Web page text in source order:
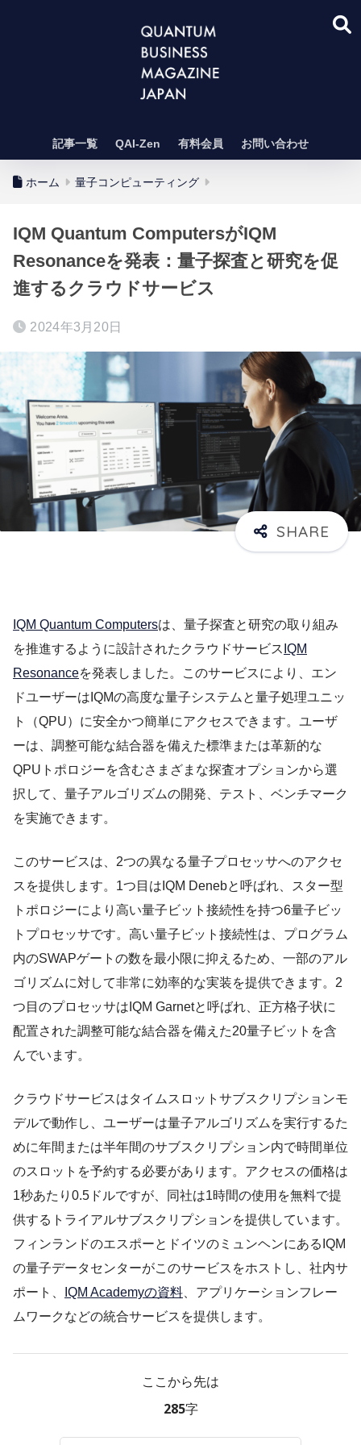
記事一覧 QAI-Zen 有料会員 お問い合わせ
ホーム 量子コンピューティング
IQM Quantum ComputersがIQM
Resonanceを発表：量子探査と研究を促
進するクラウドサービス
2024年3月20日
IQM Quantum Computersは、量子探査と研究の取り組み
を推進するように設計されたクラウドサービス IQM
Resonanceを発表しました。このサービスにより、エン
ドユーザーはIQMの高度な量子システムと量子処理ユニッ
ト（QPU）に安全かつ簡単にアクセスできます。ユーザ
ーは、調整可能な結合器を備えた標準または革新的な
QPUトポロジーを含むさまざまな探査オプションから選
択して、量子アルゴリズムの開発、テスト、ベンチマーク
を実施できます。
このサービスは、2つの異なる量子プロセッサへのアクセ
スを提供します。1つ目はIQM Denebと呼ばれ、スター型
トポロジーにより高い量子ビット接続性を持つ6量子ビッ
トプロセッサです。高い量子ビット接続性は、プログラム
内のSWAPゲートの数を最小限に抑えるため、一部のアル
ゴリズムに対して非常に効率的な実装を提供できます。2
つ目のプロセッサはIQM Garnetと呼ばれ、正方格子状に
配置された調整可能な結合器を備えた20量子ビットを含
んでいます。
クラウドサービスはタイムスロットサブスクリプションモ
デルで動作し、ユーザーは量子アルゴリズムを実行するた
めに年間または半年間のサブスクリプション内で時間単位
のスロットを予約する必要があります。アクセスの価格は
1秒あたり0.5ドルですが、同社は1時間の使用を無料で提
供するトライアルサブスクリプションを提供しています。
フィンランドのエスポーとドイツのミュンヘンにあるIQM
の量子データセンターがこのサービスをホストし、社内サ
ポート、
IQM Academyの資料 、アプリケーションフレー
ムワークなどの統合サービスを提供します。
ここから先は
285字